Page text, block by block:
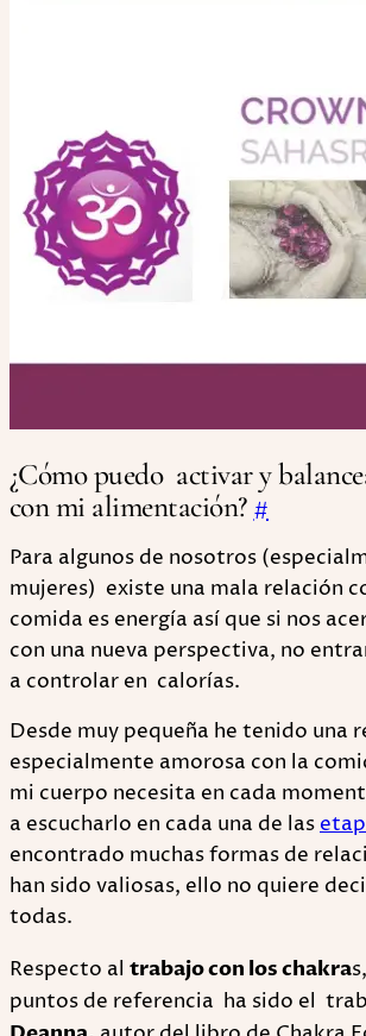
¿Cómo puedo activar y
con mi alimentación? #
Para algunos de nosotros
mujeres) existe una mala relación
comida es energía así que si nos
con una nueva perspectiva, no
a controlar en calorías.
Desde muy pequeña he tenido una
especialmente amorosa con la
mi cuerpo necesita en cada
a escucharlo en cada una de las
encontrado muchas formas de
han sido valiosas, ello no quiere
todas.
Respecto al trabajo con los chakra
puntos de referencia ha sido el